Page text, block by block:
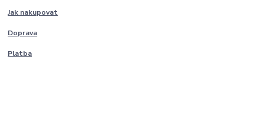
Jak nakupovat
Doprava
Platba